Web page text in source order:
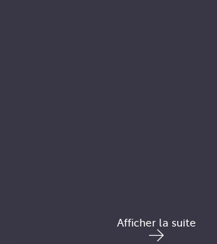
Afficher la suite